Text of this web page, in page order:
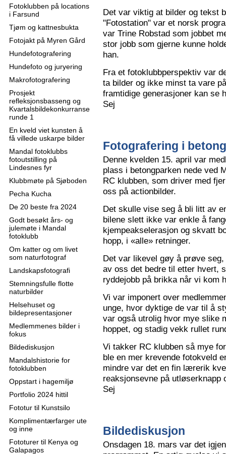
Fotoklubben på locations
i Farsund
Tjøm og kattnesbukta
Fotojakt på Myren Gård
Hundefotografering
Hundefoto og juryering
Makrofotografering
Prosjekt
refleksjonsbasseng og
Kvartalsbildekonkurranse
runde 1
En kveld viet kunsten å
få villede uskarpe bilder
Mandal fotoklubbs
fotoutstilling på
Lindesnes fyr
Klubbmøte på Sjøboden
Pecha Kucha
De 20 beste fra 2024
Godt besøkt års- og
julemøte i Mandal
fotoklubb
Om katter og om livet
som naturfotograf
Landskapsfotografi
Stemningsfulle flotte
naturbilder
Helsehuset og
bildepresentasjoner
Medlemmenes bilder i
fokus
Bildediskusjon
Mandalshistorie for
fotoklubben
Oppstart i hagemiljø
Portfolio 2024 hittil
Fototur til Kunstsilo
Komplimentærfarger ute
og inne
Fototurer til Kenya og
Galapagos
Det var viktig at bilder og tekst
"Fotostation" var et norsk
var Trine Robstad som jobbet
stor jobb som gjerne kunne
han.
Fra et fotoklubbperspektiv var
ta bilder og ikke minst ta vare
framtidige generasjoner kan se
Sej
Fotografering i
Denne kvelden 15. april var
plass i betongparken nede ved
RC klubben, som driver med
oss på actionbilder.
Det skulle vise seg å bli litt av
bilene slett ikke var enkle å
kjempeakselerasjon og skvatt
hopp, i «alle» retninger.
Det var likevel gøy å prøve
av oss det bedre til etter hvert,
ryddejobb på brikka når vi kom
Vi var imponert over
unge, hvor dyktige de var til å
var også utrolig hvor mye slike
hoppet, og stadig vekk rullet
Vi takker RC klubben så mye
ble en mer krevende fotokveld
mindre var det en fin lærerik
reaksjonsevne på utløserknapp
Sej
Bildediskusjon
Onsdagen 18. mars var det